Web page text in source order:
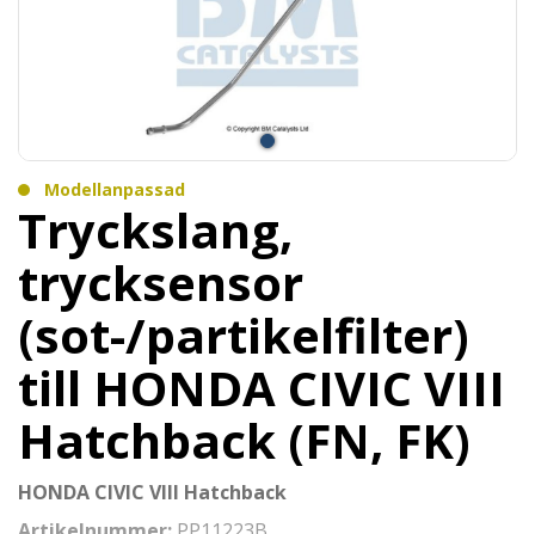
Modellanpassad
Tryckslang,
trycksensor
(sot-/partikelfilter)
till HONDA CIVIC VIII
Hatchback (FN, FK)
HONDA CIVIC VIII Hatchback